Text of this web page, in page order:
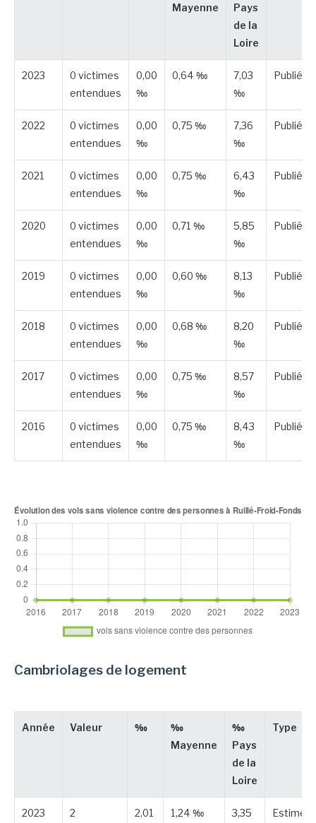
Mayenne
Pays
de la
Loire
2023
0 victimes
entendues
0,00
‰
0,64 ‰
7,03
‰
Publiée
2022
0 victimes
entendues
0,00
‰
0,75 ‰
7,36
‰
Publiée
2021
0 victimes
entendues
0,00
‰
0,75 ‰
6,43
‰
Publiée
2020
0 victimes
entendues
0,00
‰
0,71 ‰
5,85
‰
Publiée
2019
0 victimes
entendues
0,00
‰
0,60 ‰
8,13
‰
Publiée
2018
0 victimes
entendues
0,00
‰
0,68 ‰
8,20
‰
Publiée
2017
0 victimes
entendues
0,00
‰
0,75 ‰
8,57
‰
Publiée
2016
0 victimes
entendues
0,00
‰
0,75 ‰
8,43
‰
Publiée
Cambriolages de logement
Année Valeur ‰
‰
Mayenne
‰
Pays
de la
Loire
Type
2023
2
2,01
1,24 ‰
3,35
Estimée